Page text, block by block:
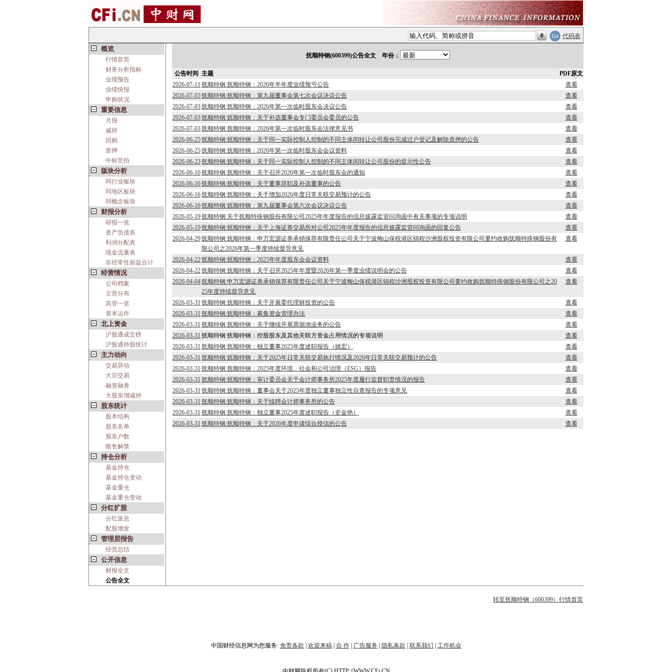
代码表
概览
行情首页
财务分析指标
业绩预告
业绩快报
申购状况
重要信息
月报
减持
回购
质押
中标竞拍
版块分析
同行业板块
同地区板块
同概念板块
财报分析
研报一览
资产负债表
利润分配表
现金流量表
非经常性损益合计
经营情况
公司档案
主营分布
高管一览
资本运作
北上资金
沪股通成交榜
沪股通持股统计
主力动向
交易异动
大宗交易
融资融券
大股东增减持
股东统计
股本结构
股东名单
股东户数
限售解禁
持仓分析
基金持仓
基金持仓变动
基金重仓
基金重仓变动
分红扩股
分红派息
配股增发
管理层报告
经营总结
公开信息
财报全文
公告全文
抚顺特钢(600399)公告全文 年份：
公告时间 主题
PDF原文
2026-07-11 抚顺特钢:抚顺特钢：2026年半年度业绩预亏公告
查看
2026-07-03抚顺特钢:抚顺特钢：第九届董事会第七次会议决议公告
查看
2026-07-03抚顺特钢:抚顺特钢：2026年第一次临时股东会决议公告
查看
2026-07-03抚顺特钢:抚顺特钢：关于补选董事会专门委员会委员的公告
查看
2026-07-03抚顺特钢:抚顺特钢：2026年第一次临时股东会法律意见书
查看
2026-06-25抚顺特钢:抚顺特钢：关于同一实际控制人控制的不同主体间转让公司股份完成过户登记及解除质押的公告
查看
2026-06-25抚顺特钢:抚顺特钢：2026年第一次临时股东会会议资料
查看
2026-06-23抚顺特钢:抚顺特钢：关于同一实际控制人控制的不同主体间转让公司股份的提示性公告
查看
2026-06-16抚顺特钢:抚顺特钢：关于召开2026年第一次临时股东会的通知
查看
2026-06-16抚顺特钢:抚顺特钢：关于董事辞职及补选董事的公告
查看
2026-06-16抚顺特钢:抚顺特钢：关于增加2026年度日常关联交易预计的公告
查看
2026-06-16抚顺特钢:抚顺特钢：第九届董事会第六次会议决议公告
查看
2026-05-19抚顺特钢:关于抚顺特殊钢股份有限公司2025年年度报告的信息披露监管问询函中有关事项的专项说明
查看
2026-05-19抚顺特钢:抚顺特钢：关于上海证券交易所对公司2025年年度报告的信息披露监管问询函的回复公告
查看
2026-04-29抚顺特钢:抚顺特钢：申万宏源证券承销保荐有限责任公司关于宁波梅山保税港区锦程沙洲股权投资有限公司要约收购抚顺特殊钢股份有
限公司之2026年第一季度持续督导意见
查看
2026-04-22抚顺特钢:抚顺特钢：2025年年度股东会会议资料
查看
2026-04-22抚顺特钢:抚顺特钢：关于召开2025年年度暨2026年第一季度业绩说明会的公告
查看
2026-04-04抚顺特钢:申万宏源证券承销保荐有限责任公司关于宁波梅山保税港区锦程沙洲股权投资有限公司要约收购抚顺特殊钢股份有限公司之20
25年度持续督导意见
查看
2026-03-31 抚顺特钢:抚顺特钢：关于开展委托理财投资的公告
查看
2026-03-31 抚顺特钢:抚顺特钢：募集资金管理办法
查看
2026-03-31 抚顺特钢:抚顺特钢：关于继续开展票据池业务的公告
查看
2026-03-31 抚顺特钢:抚顺特钢：控股股东及其他关联方资金占用情况的专项说明
查看
2026-03-31 抚顺特钢:抚顺特钢：独立董事2025年度述职报告（姚宏）
查看
2026-03-31 抚顺特钢:抚顺特钢：关于2025年日常关联交易执行情况及2026年日常关联交易预计的公告
查看
2026-03-31 抚顺特钢:抚顺特钢：2025年度环境、社会和公司治理（ESG）报告
查看
2026-03-31 抚顺特钢:抚顺特钢：审计委员会关于会计师事务所2025年度履行监督职责情况的报告
查看
2026-03-31 抚顺特钢:抚顺特钢：董事会关于2025年度独立董事独立性自查报告的专项意见
查看
2026-03-31 抚顺特钢:抚顺特钢：关于续聘会计师事务所的公告
查看
2026-03-31 抚顺特钢:抚顺特钢：独立董事2025年度述职报告（史金艳）
查看
2026-03-31 抚顺特钢:抚顺特钢：关于2026年度申请综合授信的公告 查看
转至抚顺特钢（600399）行情首页
中国财经信息网为您服务: 免责条款 欢迎来稿| 合 作| 广告服务 隐私条款 联系我们 工作机会